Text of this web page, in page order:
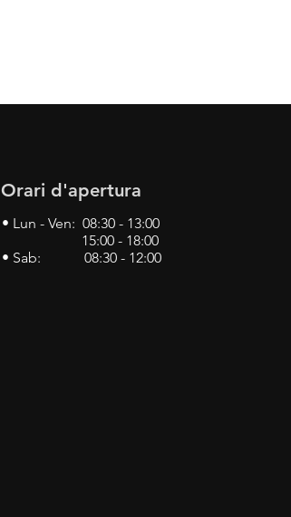
Orari d'apertura
• Lun - Ven: 08:30 - 13:00
15:00 - 18:00
• Sab: 08:30 - 12:00